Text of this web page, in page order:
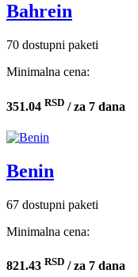
Bahrein
70 dostupni paketi
Minimalna cena:
351.04 RSD / za 7 dana
Benin
67 dostupni paketi
Minimalna cena:
821.43 RSD / za 7 dana